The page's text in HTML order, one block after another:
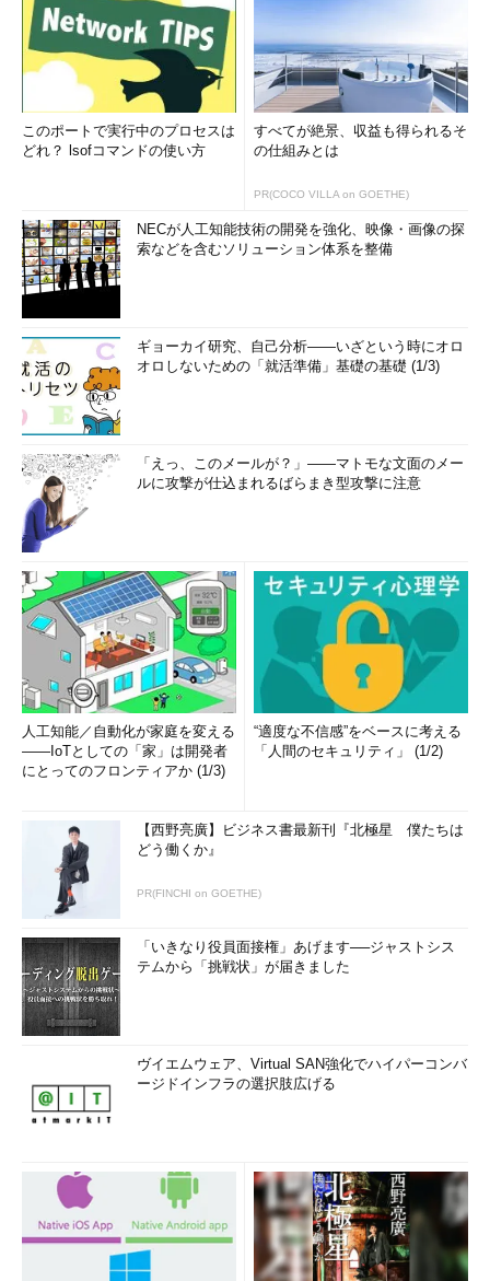
このポートで実行中のプロセスは
どれ？ lsofコマンドの使い方
すべてが絶景、収益も得られるそ
の仕組みとは
PR(COCO VILLA on GOETHE)
NECが人工知能技術の開発を強化、映像・画像の探
索などを含むソリューション体系を整備
ギョーカイ研究、自己分析――いざという時にオロ
オロしないための「就活準備」基礎の基礎 (1/3)
「えっ、このメールが？」――マトモな文面のメー
ルに攻撃が仕込まれるばらまき型攻撃に注意
人工知能／自動化が家庭を変える
――IoTとしての「家」は開発者
にとってのフロンティアか (1/3)
“適度な不信感”をベースに考える
「人間のセキュリティ」 (1/2)
【西野亮廣】ビジネス書最新刊『北極星 僕たちは
どう働くか』
PR(FINCHI on GOETHE)
「いきなり役員面接権」あげます──ジャストシス
テムから「挑戦状」が届きました
ヴイエムウェア、Virtual SAN強化でハイパーコンバ
ージドインフラの選択肢広げる